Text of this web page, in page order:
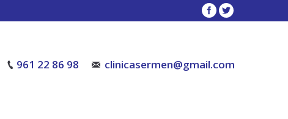
961 22 86 98 clinicasermen@gmail.com